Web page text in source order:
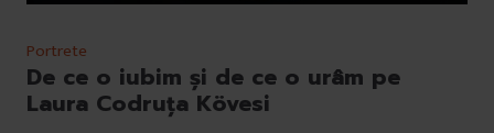
Portrete
De ce o iubim și de ce o urâm pe
Laura Codruța Kövesi